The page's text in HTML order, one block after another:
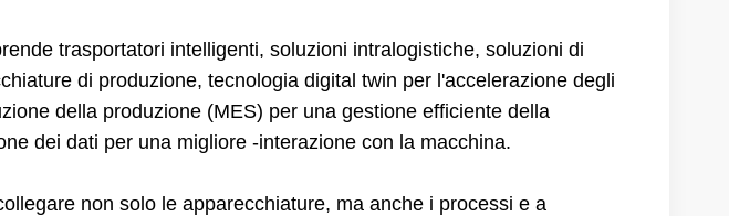
trasportatori intelligenti, soluzioni intralogistiche, soluzioni di
di produzione, tecnologia digital twin per l'accelerazione degli
della produzione (MES) per una gestione efficiente della
dei dati per una migliore -interazione con la macchina.
non solo le apparecchiature, ma anche i processi e a